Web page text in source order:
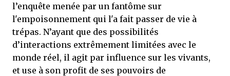
l’enquête menée par un fantôme sur
l'empoisonnement qui l'a fait passer de vie à
trépas. N’ayant que des possibilités
d’interactions extrêmement limitées avec le
monde réel, il agit par influence sur les vivants,
et use à son profit de ses pouvoirs de